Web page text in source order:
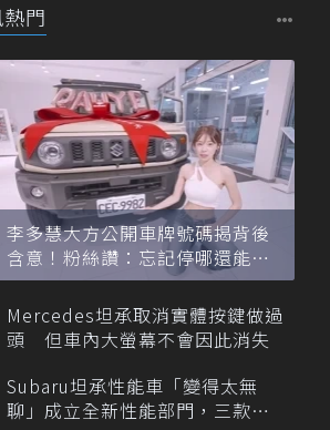
門
李多慧大方公開車牌號碼揭背後
含意！粉絲讚：忘記停哪還能幫
忙找車
Mercedes坦承取消實體按鍵做過
頭 但車內大螢幕不會因此消失
Subaru坦承性能車「變得太無
聊」成立全新性能部門，三款手